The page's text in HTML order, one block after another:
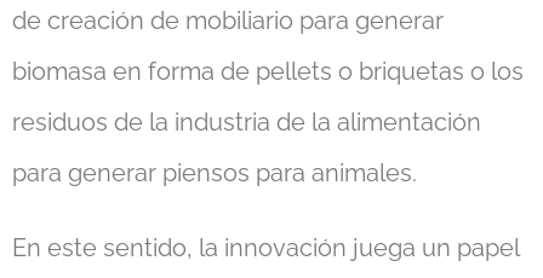
de creación de mobiliario para generar
biomasa en forma de pellets o briquetas o los
residuos de la industria de la alimentación
para generar piensos para animales.
En este sentido, la innovación juega un papel